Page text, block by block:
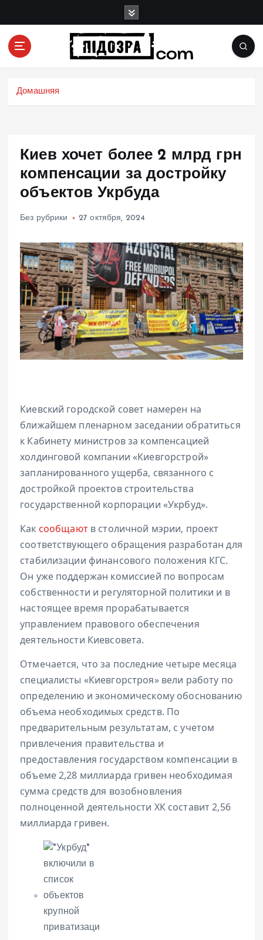
Подозрения и факты преступных действий в
Домашняя
Киев хочет более 2 млрд грн
компенсации за достройку
объектов Укрбуда
Без рубрики 27 октября, 2024
Киевский городской совет намерен на
ближайшем пленарном заседании обратиться
к Кабинету министров за компенсацией
холдинговой компании «Киевгорстрой»
запланированного ущерба, связанного с
достройкой проектов строительства
государственной корпорации «Укрбуд».
Как сообщаютв столичной мэрии, проект
соответствующего обращения разработан для
стабилизации финансового положения КГС.
Он уже поддержан комиссией по вопросам
собственности и регуляторной политики и в
настоящее время прорабатывается
управлением правового обеспечения
деятельности Киевсовета.
Отмечается, что за последние четыре месяца
специалисты «Киевгорстроя» вели работу по
определению и экономическому обоснованию
объема необходимых средств. По
предварительным результатам, с учетом
привлечения правительства и
предоставления государством компенсации в
объеме 2,28 миллиарда гривен необходимая
сумма средств для возобновления
полноценной деятельности ХК составит 2,56
миллиарда гривен.